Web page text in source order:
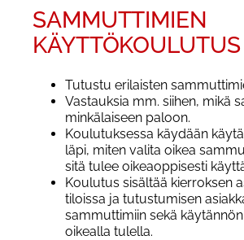
SAMMUTTIMIEN
KÄYTTÖKOULUTUS
Tutustu erilaisten
Vastauksia mm. siihen, mikä
minkälaiseen paloon.
Koulutuksessa käydään
läpi, miten valita oikea
sitä tulee oikeaoppisesti
Koulutus sisältää kierroksen
tiloissa ja tutustumisen
sammuttimiin sekä
oikealla tulella.